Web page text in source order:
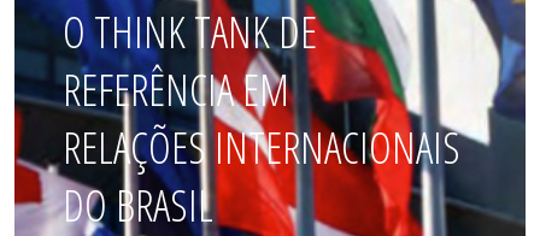
O THINK TANK DE
REFERÊNCIA EM
RELAÇÕES INTERNACIONAIS
DO BRASIL